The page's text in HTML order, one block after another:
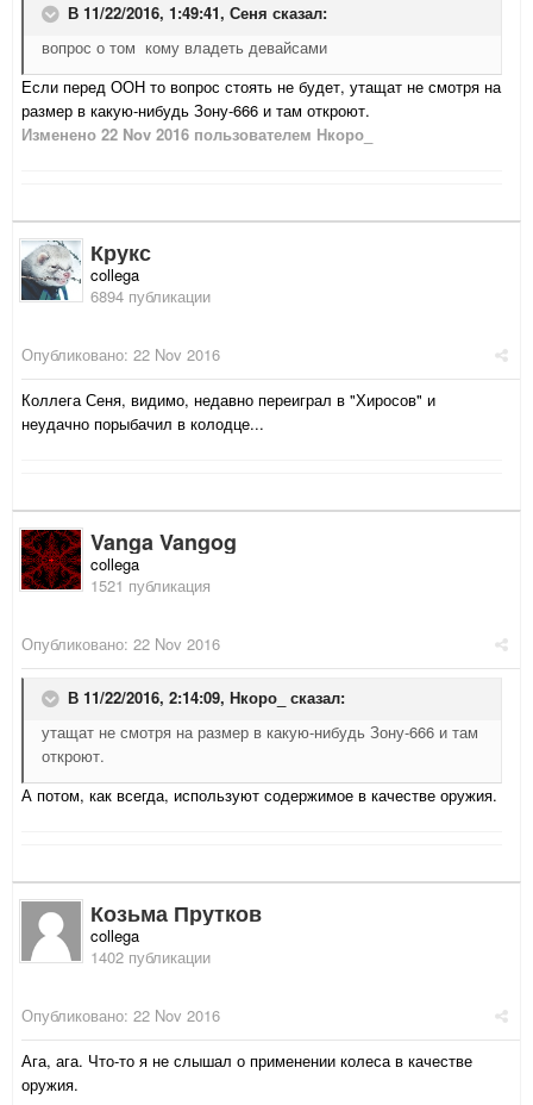
В 11/22/2016, 1:49:41, Сеня сказал:
вопрос о том кому владеть девайсами
Если перед ООН то вопрос стоять не будет, утащат не смотря на
размер в какую-нибудь Зону-666 и там откроют.
Изменено 22 Nov 2016 пользователем Нкоро_
Крукс
collega
6894 публикации
Опубликовано: 22 Nov 2016
Коллега Сеня, видимо, недавно переиграл в "Хиросов" и
неудачно порыбачил в колодце...
Vanga Vangog
collega
1521 публикация
Опубликовано: 22 Nov 2016
В 11/22/2016, 2:14:09, Нкоро_ сказал:
утащат не смотря на размер в какую-нибудь Зону-666 и там
откроют.
А потом, как всегда, используют содержимое в качестве оружия.
Козьма Прутков
collega
1402 публикации
Опубликовано: 22 Nov 2016
Ага, ага. Что-то я не слышал о применении колеса в качестве
оружия.